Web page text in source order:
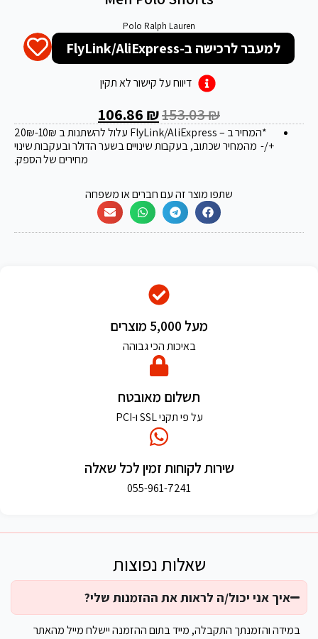
Polo Ralph Lauren
למעבר לרכישה ב-FlyLink/AliExpress
דיווח על קישור לא תקין
153.03₪
106.86 ₪
*המחיר ב – FlyLink/AliExpress עלול להשתנות ב 20 ₪-10₪
+/- מהמחיר שכתוב, בעקבות שינויים בשער הדולר ובעקבות שינוי
מחירים של הספק.
שתפו מוצר זה עם חברים או משפחה
איך אני יכול/ה לראות את ההזמנות שלי?
במידה והזמנתך התקבלה, מייד בתום ההזמנה יישלח מייל מהאתר
שאלות נפוצות
מעל 5,000 מוצרים
באיכות הכי גבוהה
תשלום מאובטח
על פי תקני SSL ו-PCI
שירות לקוחות זמין לכל שאלה
055-961-7241